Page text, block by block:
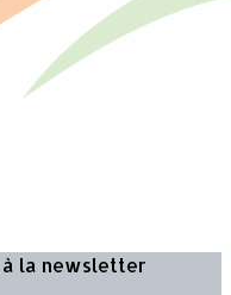
la newsletter